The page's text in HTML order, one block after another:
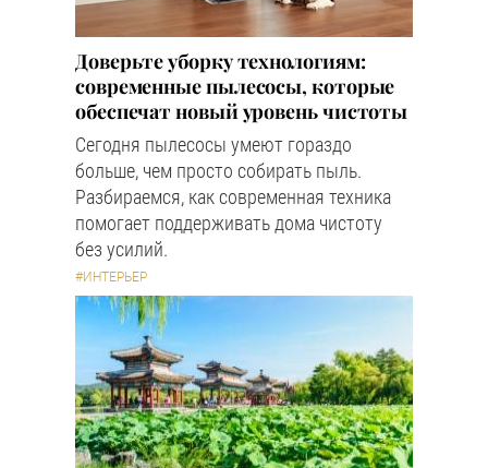
Доверьте уборку технологиям:
современные пылесосы, которые
обеспечат новый уровень чистоты
Сегодня пылесосы умеют гораздо
больше, чем просто собирать пыль.
Разбираемся, как современная техника
помогает поддерживать дома чистоту
без усилий.
#ИНТЕРЬЕР